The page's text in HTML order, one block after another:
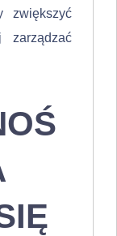
zwiększyć
zarządzać